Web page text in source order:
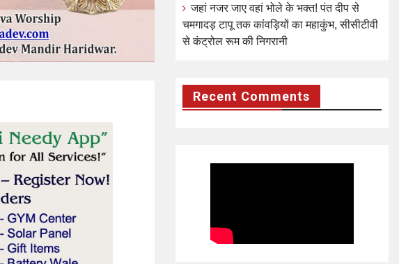
जहां नजर जाए वहां भोले के भक्त! पंत दीप से
चमगादड़ टापू तक कांवड़ियों का महाकुंभ, सीसीटीवी
से कंट्रोल रूम की निगरानी
Recent Comments